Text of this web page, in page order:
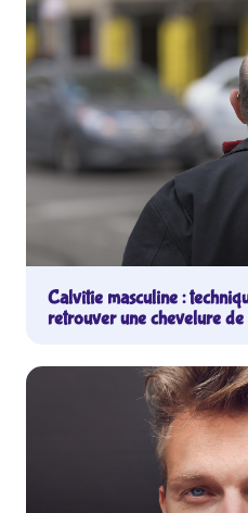
Calvitie masculine :
retrouver une chevelure